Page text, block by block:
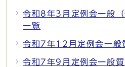
令和8年3月定例会一般
一覧
令和7年12月定例会一般
令和7年9月定例会一般